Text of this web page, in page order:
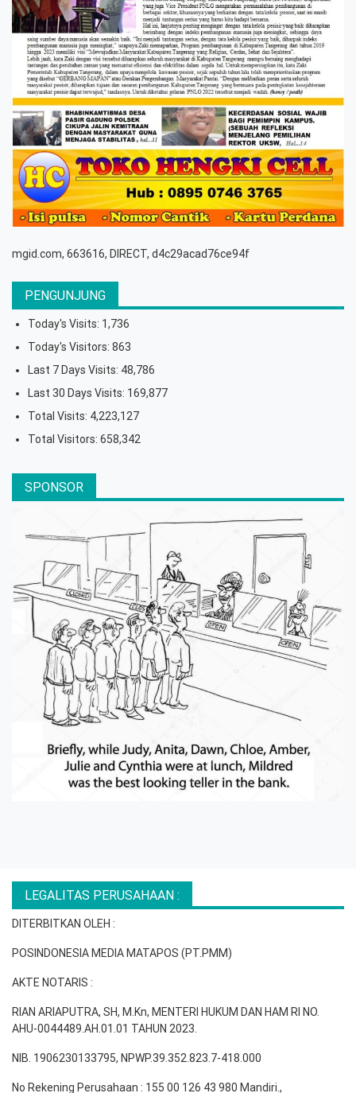
mgid.com, 663616, DIRECT, d4c29acad76ce94f
PENGUNJUNG
Today's Visits: 1,736
Today's Visitors: 863
Last 7 Days Visits: 48,786
Last 30 Days Visits: 169,877
Total Visits: 4,223,127
Total Visitors: 658,342
SPONSOR
LEGALITAS PERUSAHAAN :
DITERBITKAN OLEH :
POSINDONESIA MEDIA MATAPOS (PT.PMM)
AKTE NOTARIS :
RIAN ARIAPUTRA, SH, M.Kn, MENTERI HUKUM DAN HAM RI NO.
AHU-0044489.AH.01.01 TAHUN 2023.
NIB. 1906230133795, NPWP.39.352.823.7-418.000
No Rekening Perusahaan : 155 00 126 43 980 Mandiri.,